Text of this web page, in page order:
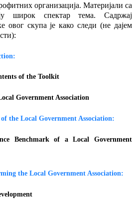
организација. Материјали са
широк спектар тема. Садржај
овог скупа је како следи (не дајем
of the Toolkit
Government Association
the Local Government Association:
Benchmark of a Local Government
the Local Government Association: